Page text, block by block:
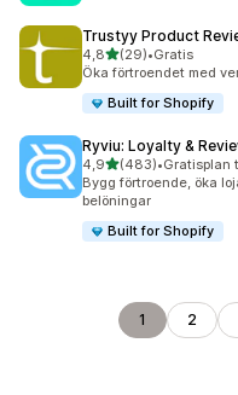
Trustyy Product
4,8av 5 stjärnor
(29)
29 recensioner totalt
•Gratis
Öka förtroendet med
Built for Shopify
Ryviu: Loyalty &
4,9av 5 stjärnor
(483)
483 recensioner totalt
•Gratisplan
Bygg förtroende, öka
belöningar
Built for Shopify
1 2